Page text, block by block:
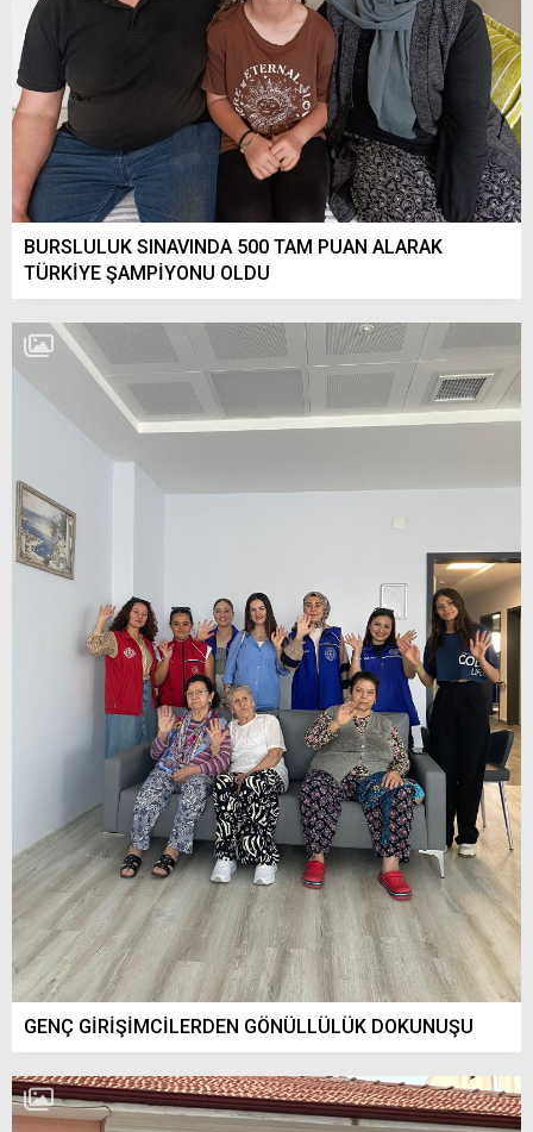
BURSLULUK SINAVINDA 500 TAM PUAN ALARAK
TÜRKİYE ŞAMPİYONU OLDU
GENÇ GİRİŞİMCİLERDEN GÖNÜLLÜLÜK DOKUNUŞU